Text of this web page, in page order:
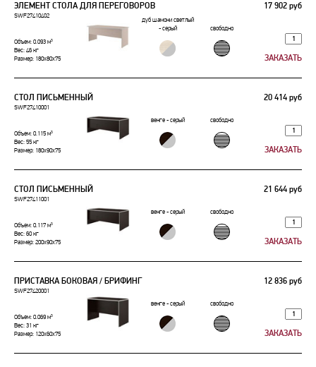
ЭЛЕМЕНТ СТОЛА ДЛЯ ПЕРЕГОВОРОВ 17 902 руб
SWF27410402
дуб шамони светлый
- серый
свободно
Объем: 0.093 м³
Вес: 46 кг
Размер: 180x80x75
СТОЛ ПИСЬМЕННЫЙ 20 414 руб
SWF27410001
венге - серый
свободно
Объем: 0.115 м³
Вес: 55 кг
Размер: 180x90x75
СТОЛ ПИСЬМЕННЫЙ 21 644 руб
SWF27411001
венге - серый
свободно
Объем: 0.117 м³
Вес: 60 кг
Размер: 200x90x75
ПРИСТАВКА БОКОВАЯ / БРИФИНГ 12 836 руб
SWF27420001
венге - серый
свободно
Объем: 0.069 м³
Вес: 31 кг
Размер: 120x60x75